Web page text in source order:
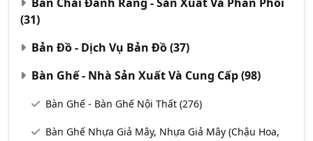
(31)
Bản Đồ - Dịch Vụ Bản Đồ(37)
Bàn Ghế - Nhà Sản Xuất Và Cung Cấp(98)
Bàn Ghế - Bàn Ghế Nội Thất (276)
Bàn Ghế Nhựa Giả Mây, Nhựa Giả Mây (chậu Hoa,